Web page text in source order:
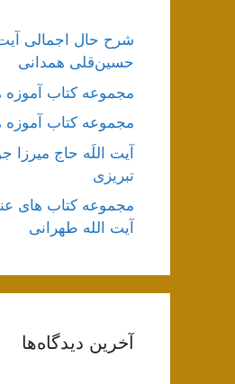
شرح حال اجمالی
حسین‌قلی همدانی
مجموعه کتاب
مجموعه کتاب
آیت اللَه حاج میرزا
تبریزی
مجموعه کتاب های
آیت الله طهرانی
آخرین دیدگاه‌ها